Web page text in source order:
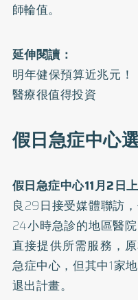
師輪值。
延伸閱讀：
明年健保預算近兆元
醫療很值得投資
假日急症中心
假日急症中心11月2日
良29日接受媒體聯訪
24小時急診的地區醫
直接提供所需服務，
急症中心，但其中1家
退出計畫。